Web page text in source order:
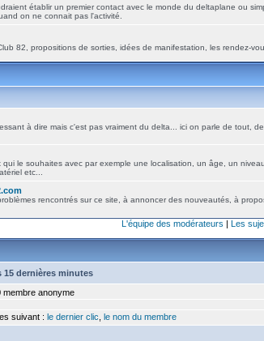
établir un premier contact avec le monde du deltaplane ou
on ne connait pas l'activité.
82, propositions de sorties, idées de manifestation, les rendez-
à dire mais c'est pas vraiment du delta... ici on parle de tout,
le souhaites avec par exemple une localisation, un âge, un
etc...
rencontrés sur ce site, à annoncer des nouveautés, à
L'équipe des modérateurs | Les
dernières minutes
membre anonyme
suivant : le dernier clic le nom du membre